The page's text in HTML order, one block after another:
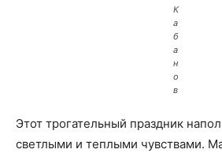
К
а
б
а
н
о
в
Этот трогательный праздник
светлыми и теплыми чувствами.